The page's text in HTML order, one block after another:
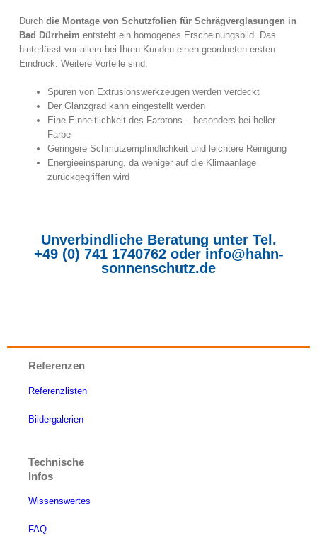
Durchdie Montage von Schutzfolien für Schrägverglasungen in
Bad Dürrheimentsteht ein homogenes Erscheinungsbild. Das
hinterlässt vor allem bei Ihren Kunden einen geordneten ersten
Eindruck. Weitere Vorteile sind:
Spuren von Extrusionswerkzeugen werden verdeckt
Der Glanzgrad kann eingestellt werden
Eine Einheitlichkeit des Farbtons – besonders bei heller
Farbe
Geringere Schmutzempfindlichkeit und leichtere Reinigung
Energieeinsparung, da weniger auf die Klimaanlage
zurückgegriffen wird
Unverbindliche Beratung unter Tel.
+49 (0) 741 1740762oder info@hahn-
sonnenschutz.de
Referenzen
Referenzlisten
Bildergalerien
Technische
Infos
Wissenswertes
FAQ